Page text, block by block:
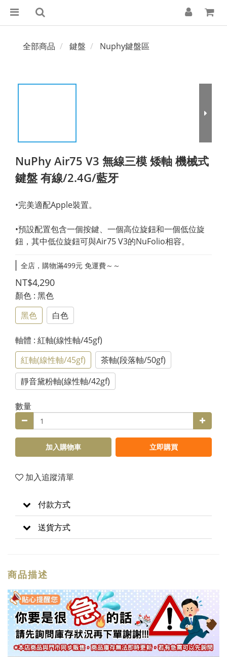
全部商品 鍵盤 Nuphy鍵盤區
NuPhy Air75 V3 無線三模 矮軸 機械式
鍵盤 有線/2.4G/藍牙
•完美適配Apple裝置。
•預設配置包含一個按鍵、一個高位旋鈕和一個低位旋
鈕，其中低位旋鈕可與Air75 V3的NuFolio相容。
全店，購物滿499元 免運費～～
NT$4,290
顏色 : 黑色
黑色
白色
軸體 : 紅軸(線性軸/45gf)
紅軸(線性軸/45gf)
茶軸(段落軸/50gf)
靜音黛粉軸(線性軸/42gf)
數量
加入購物車 立即購買
加入追蹤清單
付款方式
送貨方式
商品描述